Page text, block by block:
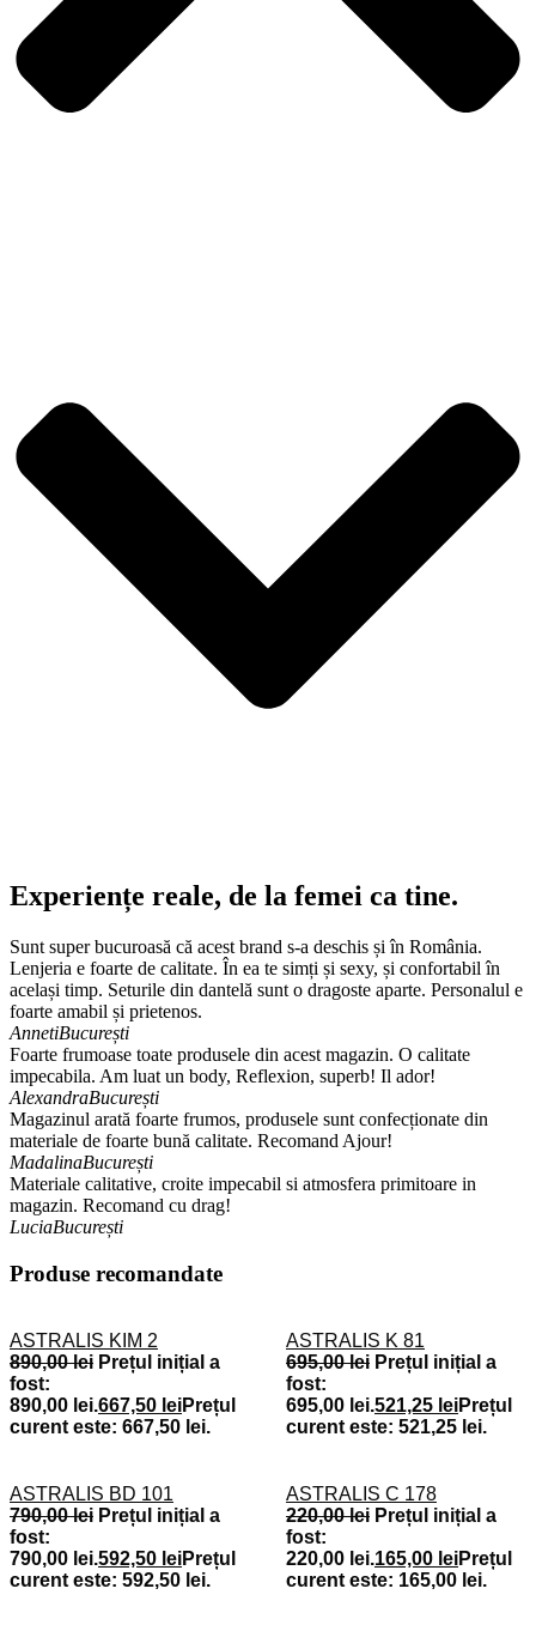
Experiențe reale, de la femei ca tine.
Sunt super bucuroasă că acest brand s-a deschis și în România.
Lenjeria e foarte de calitate. În ea te simți și sexy, și confortabil în
același timp. Seturile din dantelă sunt o dragoste aparte. Personalul e
foarte amabil și prietenos.
AnnetiBucurești
Foarte frumoase toate produsele din acest magazin. O calitate
impecabila. Am luat un body, Reflexion, superb! Il ador!
AlexandraBucurești
Magazinul arată foarte frumos, produsele sunt confecționate din
materiale de foarte bună calitate. Recomand Ajour!
MadalinaBucurești
Materiale calitative, croite impecabil si atmosfera primitoare in
magazin. Recomand cu drag!
LuciaBucurești
Produse recomandate
ASTRALIS KIM 2
890,00lei Prețul inițial a
fost:
890,00 lei.667,50 leiPrețul
curent este: 667,50 lei.
ASTRALIS K 81
695,00lei Prețul inițial a
fost:
695,00 lei.521,25 leiPrețul
curent este: 521,25 lei.
ASTRALIS BD 101
790,00lei Prețul inițial a
fost:
790,00 lei.592,50 leiPrețul
curent este: 592,50 lei.
ASTRALIS C 178
220,00lei Prețul inițial a
fost:
220,00 lei.165,00 leiPrețul
curent este: 165,00 lei.